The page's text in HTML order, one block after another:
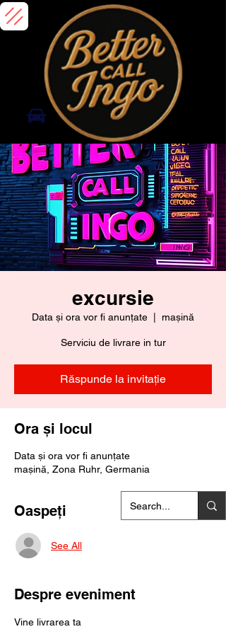
excursie
Data și ora vor fi anunțate mașină
Serviciu de livrare in tur
Răspunde la invitație
Ora și locul
Data și ora vor fi anunțate
mașină, Zona Ruhr, Germania
Oaspeți
See All
Despre eveniment
Vine livrarea ta